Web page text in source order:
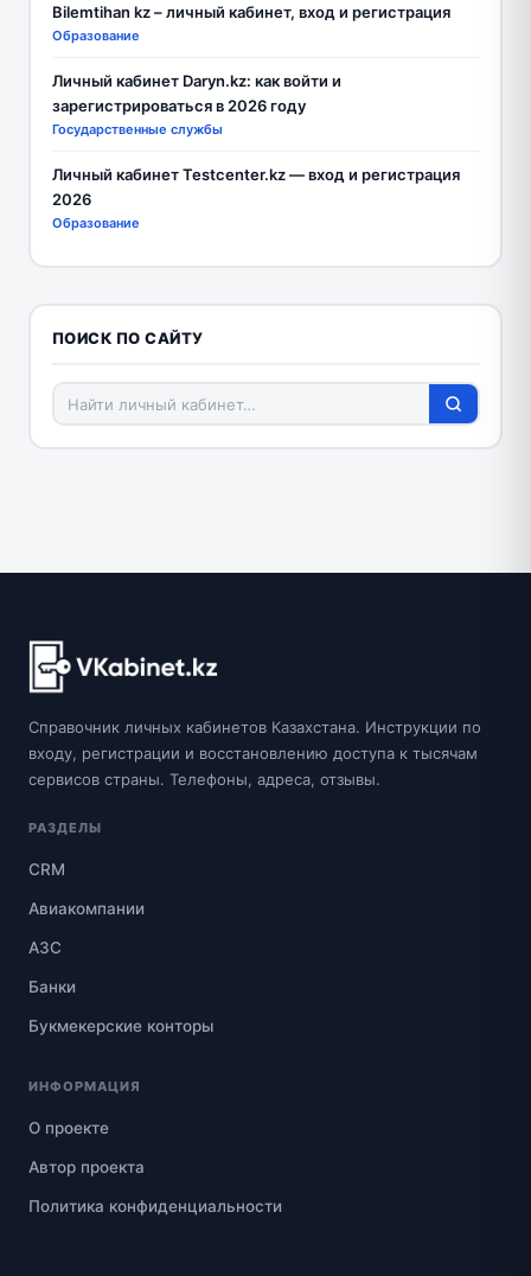
Bilemtihan kz – личный кабинет, вход и регистрация
Образование
Личный кабинет Daryn.kz: как войти и
зарегистрироваться в 2026 году
Государственные службы
Личный кабинет Testcenter.kz — вход и регистрация
2026
Образование
ПОИСК ПО САЙТУ
Справочник личных кабинетов Казахстана. Инструкции по
входу, регистрации и восстановлению доступа к тысячам
сервисов страны. Телефоны, адреса, отзывы.
РАЗДЕЛЫ
CRM
Авиакомпании
АЗС
Банки
Букмекерские конторы
ИНФОРМАЦИЯ
О проекте
Автор проекта
Политика конфиденциальности